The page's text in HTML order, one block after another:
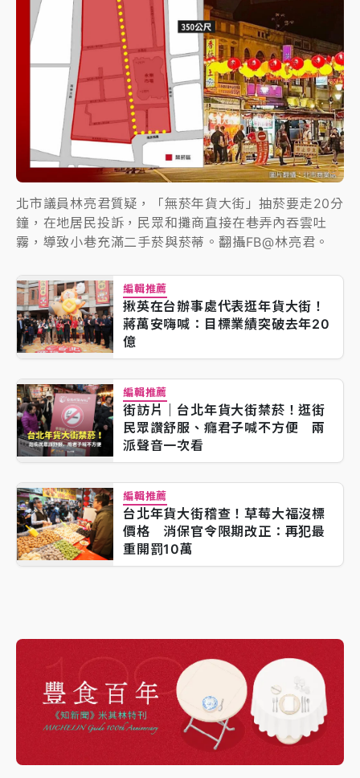
北市議員林亮君質疑，「無菸年貨大街」抽菸要走20分
鐘，在地居民投訴，民眾和攤商直接在巷弄內吞雲吐
霧，導致小巷充滿二手菸與菸蒂。翻攝FB@林亮君。
編輯推薦
揪英在台辦事處代表逛年貨大街！
蔣萬安嗨喊：目標業績突破去年20
億
編輯推薦
街訪片｜台北年貨大街禁菸！逛街
民眾讚舒服、癮君子喊不方便 兩
派聲音一次看
編輯推薦
台北年貨大街稽查！草莓大福沒標
價格 消保官令限期改正：再犯最
重開罰10萬